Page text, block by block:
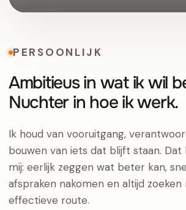
PERSOONLIJK
Ambitieus in wat ik wil
Nuchter in hoe ik werk.
Ik houd van vooruitgang,
bouwen van iets dat blijft staan.
mij: eerlijk zeggen wat beter kan,
afspraken nakomen en altijd
effectieve route.